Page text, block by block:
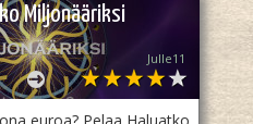
Miljonääriksi
Julle11